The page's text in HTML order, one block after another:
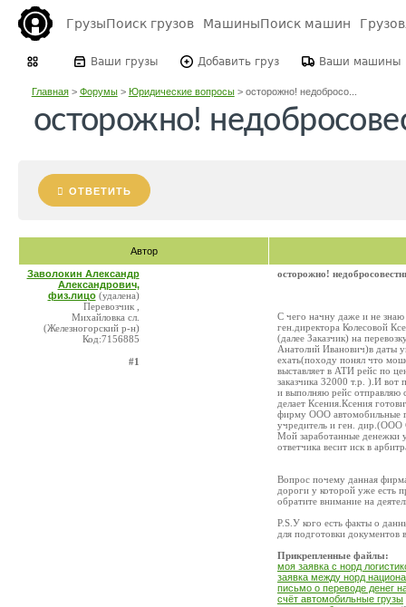
ГрузыПоиск грузов МашиныПоиск машин
Ваши грузы Добавить груз Ваши машины
Главная> Форумы> Юридические вопросы> осторожно! недобросо...
осторожно!
ОТВЕТИТЬ
Автор
Заволокин Александр
Александрович,
физ.лицо (удалена)
Перевозчик ,
Михайловка сл.
(Железногорский р-н)
Код:7156885
#1
осторожно!
С чего начну даже и не
ген.директора Колесовой
(далее Заказчик) на
Анатолий Иванович)в даты
ехать(походу понял что
выставляет в АТИ рейс по
заказчика 32000 т.р. ).И вот
и выполняю рейс отправляю
делает Ксения.Ксения
фирму ООО автомобильные
учредитель и ген.
Мой заработанные денежки
ответчика весит иск в
Вопрос почему данная
дороги у которой уже есть
обратите внимание на
P.S.У кого есть факты о
для подготовки документов
Прикрепленные файлы:
моя заявка с норд
заявка между норд
письмо о переводе денег
счёт автомобильные грузы